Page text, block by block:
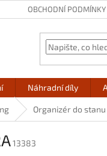
OBCHODNÍ PODMÍNKY
Náhradní díly
Organizér do stanu
13383